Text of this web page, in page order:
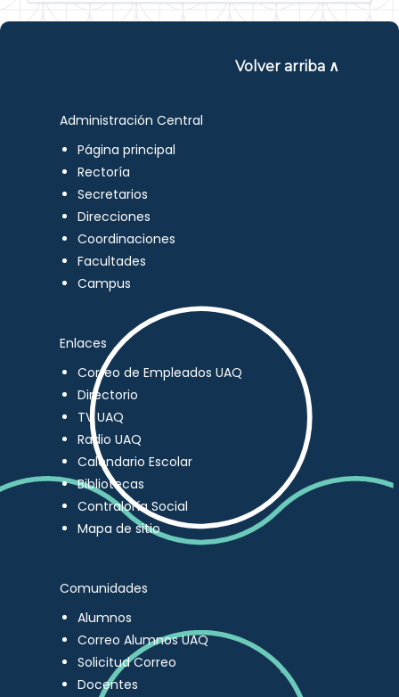
Volver arriba ∧
Administración Central
Página principal
Rectoría
Secretarios
Direcciones
Coordinaciones
Facultades
Campus
Enlaces
Correo de Empleados UAQ
Directorio
TV UAQ
Radio UAQ
Calendario Escolar
Bibliotecas
Contraloría Social
Mapa de sitio
Comunidades
Alumnos
Correo Alumnos UAQ
Solicitud Correo
Docentes